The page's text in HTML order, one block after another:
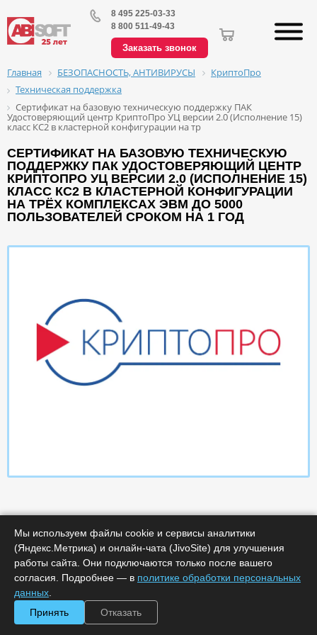
8 495 225-03-33
8 800 511-49-43
Заказать звонок
Главная БЕЗОПАСНОСТЬ, АНТИВИРУСЫ
КриптоПро
Техническая поддержка
Сертификат на базовую техническую поддержку ПАК
Удостоверяющий центр КриптоПро УЦ версии 2.0 (Исполнение 15)
класс КС2 в кластерной конфигурации на тр
СЕРТИФИКАТ НА БАЗОВУЮ ТЕХНИЧЕСКУЮ
ПОДДЕРЖКУ ПАК УДОСТОВЕРЯЮЩИЙ ЦЕНТР
КРИПТОПРО УЦ ВЕРСИИ 2.0 (ИСПОЛНЕНИЕ 15)
КЛАСС КС2 В КЛАСТЕРНОЙ КОНФИГУРАЦИИ
НА ТРЁХ КОМПЛЕКСАХ ЭВМ ДО 5000
ПОЛЬЗОВАТЕЛЕЙ СРОКОМ НА 1 ГОД
Характеристики
Минимальное количество лицензий :
0000-365868
Мы используем файлы cookie и сервисы аналитики
(Яндекс.Метрика) и онлайн-чата (JivoSite) для улучшения
работы сайта. Они подключаются только после вашего
согласия. Подробнее — в политике обработки персональных
данных
Принять
Отказать